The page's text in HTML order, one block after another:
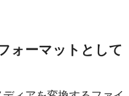
ォーマットとして